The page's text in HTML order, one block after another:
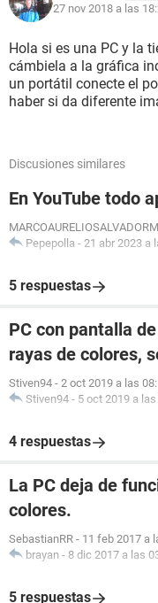
27 nov 2018 a las
Hola si es una PC y la
cámbiela a la gráfica
un portátil conecte el
haber si da diferente
Discusiones similares
En YouTube todo
Pepepolla - 21 abr 2023 a
5 respuestas
PC con pantalla
rayas de colores,
Stiven94 - 2 oct 2019 a las
Stiven94 - 5 oct 2019 a
4 respuestas
La PC deja de
colores.
SebastianRR - 11 feb 2017 a
brayan - 8 dic 2017 a las
5 respuestas